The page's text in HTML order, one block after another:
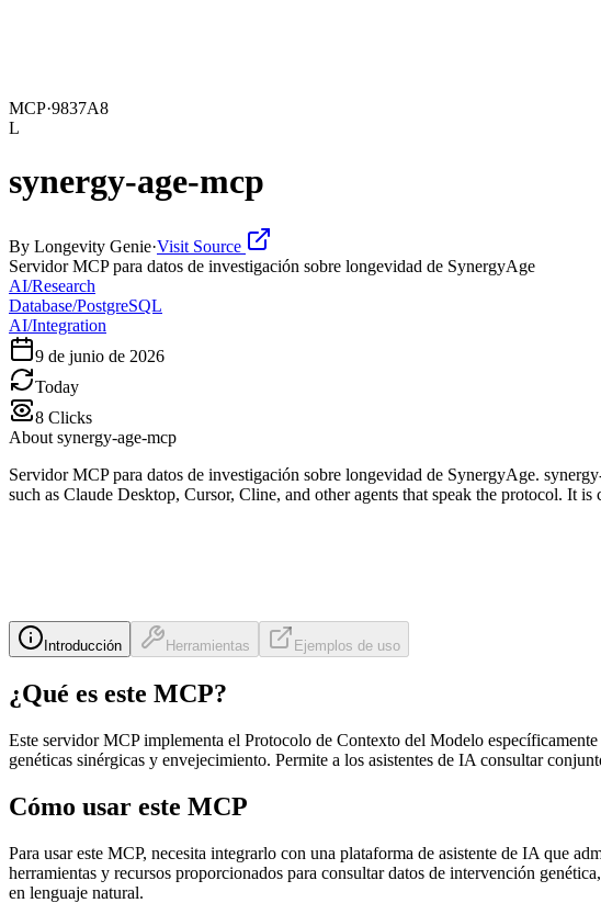
MCP·9837A8
L
synergy-age-mcp
By Longevity Genie·Visit Source
Servidor MCP para datos de investigación sobre longevidad de SynergyAge
AI/Research
Database/PostgreSQL
AI/Integration
9 de junio de 2026
Today
8 Clicks
About synergy-age-mcp
Servidor MCP para datos de investigación sobre longevidad de SynergyAge.
such as Claude Desktop, Cursor, Cline, and other agents that speak the protocol. It
Introducción Herramientas Ejemplos de uso
¿Qué es este MCP?
Este servidor MCP implementa el Protocolo de Contexto del Modelo
genéticas sinérgicas y envejecimiento. Permite a los asistentes de IA consultar
Cómo usar este MCP
Para usar este MCP, necesita integrarlo con una plataforma de asistente de IA que
herramientas y recursos proporcionados para consultar datos de intervención
en lenguaje natural.